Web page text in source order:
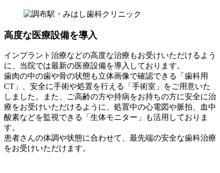
高度な医療設備を導入
インプラント治療などの高度な治療もお受けいただけるよう
に、当院では最新の医療設備を導入しております。
歯肉の中の歯や骨の状態も立体画像で確認できる「歯科用
CT」、安全に手術や処置を行える「手術室」をご用意いた
しました。また、ご高齢の方や持病をお持ちの方に安全に治
療をお受けいただけるように、処置中の心電図や脈拍、血中
酸素などを監視できる「生体モニター」も活用しておりま
す。
患者さんの体調や状態に合わせて、最先端の安全な歯科治療
をお受けいただけます。